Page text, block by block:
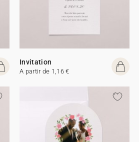
Invitation
A partir de 1,16 €